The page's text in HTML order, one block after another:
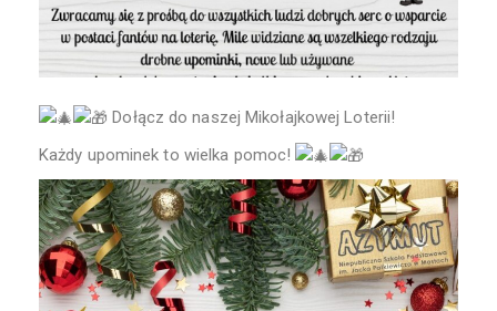
Dołącz do naszej Mikołajkowej Loterii!
Każdy upominek to wielka pomoc!